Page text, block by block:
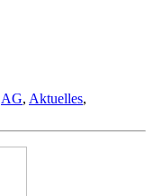
AG, Aktuelles,